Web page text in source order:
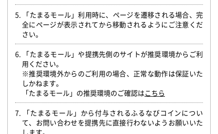
5. 「たまるモール」利用時に、ページを遷移される場合、完
全にページが表示されてから移動されるようにご注意くだ
さい。
6. 「たまるモール」や提携先側のサイトが推奨環境からご利
用ください。
※推奨環境外からのご利用の場合、正常な動作は保証いた
しかねます。
「たまるモール」の推奨環境のご確認はこちら
7. 「たまるモール」から付与されるふるなびコインについ
て、お問い合わせを提携先に直接行わないようお願いいた
します。